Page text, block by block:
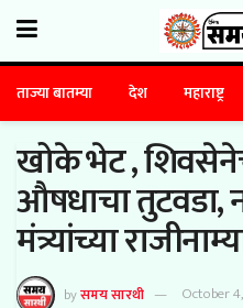
ताज्या बातम्या देश महाराष्ट्र
खोके भेट ,
औषधाचा
मंत्र्यांच्या
byसमय सारथी October